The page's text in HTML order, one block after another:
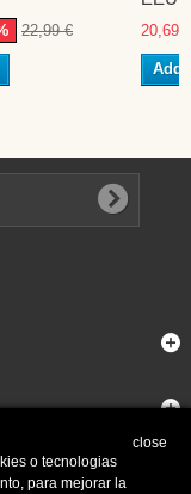
22,99 € 20,69 €
Add
close
o tecnologias
para mejorar la